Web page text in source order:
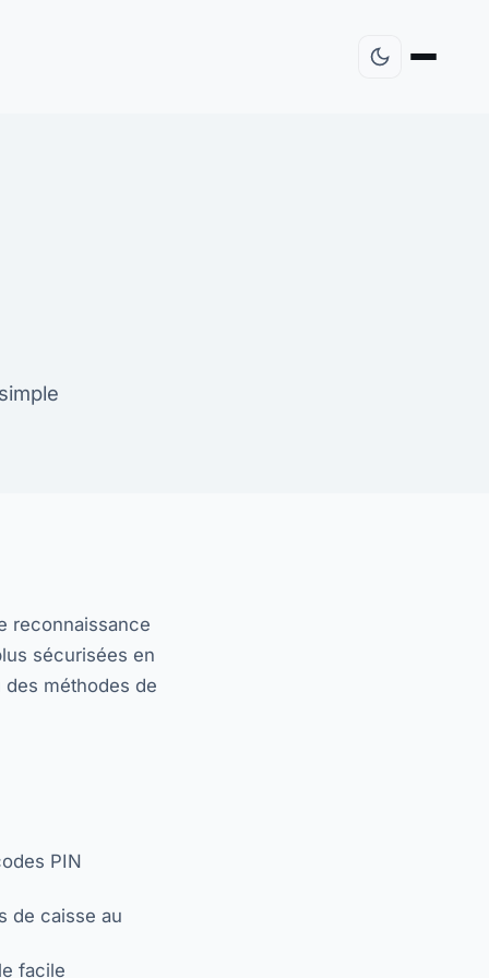
reconnaissance
sécurisées en
des méthodes de
PIN
de caisse au
facile